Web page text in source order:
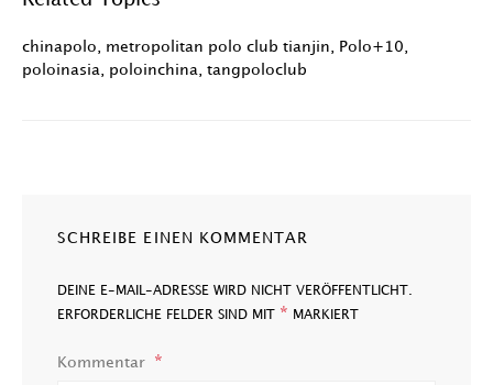
chinapolo metropolitan polo club tianjin Polo+10
poloinasia
poloinchina tangpoloclub
SCHREIBE EINEN KOMMENTAR
DEINE E-MAIL-ADRESSE WIRD NICHT VERÖFFENTLICHT.
ERFORDERLICHE FELDER SIND MIT * MARKIERT
Kommentar